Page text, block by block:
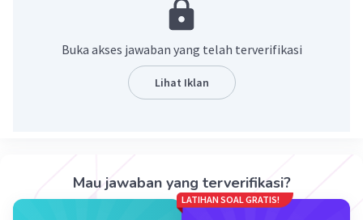
Buka akses jawaban yang telah terverifikasi
Lihat Iklan
Mau jawaban yang terverifikasi?
LATIHAN SOAL GRATIS!